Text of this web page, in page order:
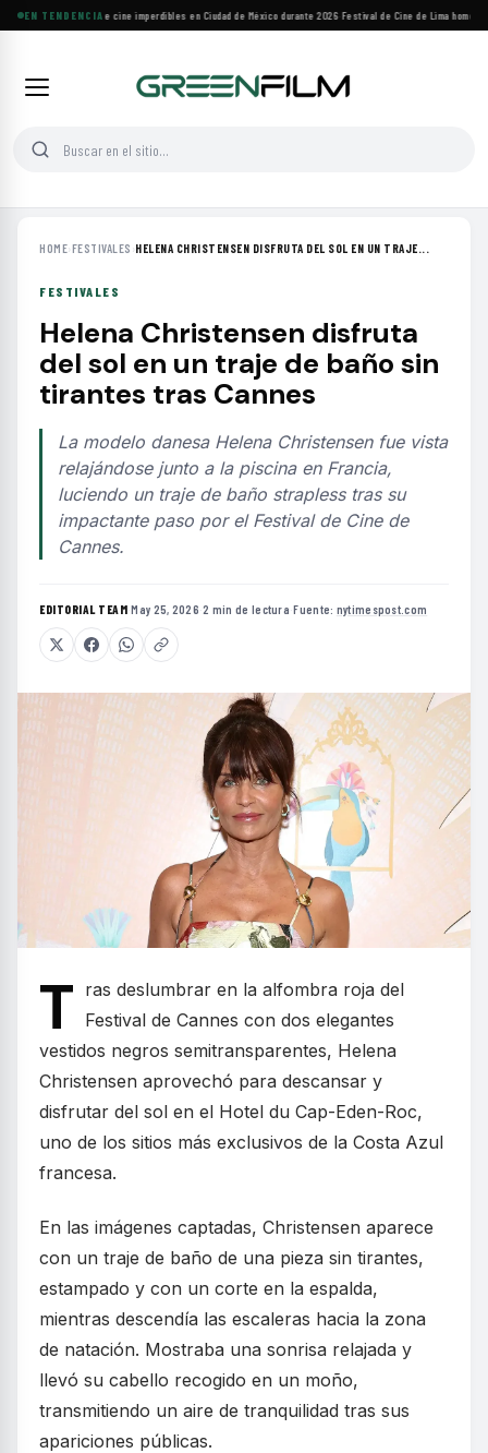
EN TENDENCIA
Cuatro festivales de cine imperdibles en Ciudad de México durante 2026·Festival de Cine de Lima
HOME›FESTIVALES ›HELENA CHRISTENSEN DISFRUTA DEL SOL EN UN TRAJE...
FESTIVALES
Helena Christensen disfruta
del sol en un traje de baño sin
tirantes tras Cannes
La modelo danesa Helena Christensen fue vista
relajándose junto a la piscina en Francia,
luciendo un traje de baño strapless tras su
impactante paso por el Festival de Cine de
Cannes.
EDITORIAL TEAM·May 25, 2026·2 min de lectura·Fuente: nytimespost.com
T ras deslumbrar en la alfombra roja del
Festival de Cannes con dos elegantes
vestidos negros semitransparentes, Helena
Christensen aprovechó para descansar y
disfrutar del sol en el Hotel du Cap-Eden-Roc,
uno de los sitios más exclusivos de la Costa Azul
francesa.
En las imágenes captadas, Christensen aparece
con un traje de baño de una pieza sin tirantes,
estampado y con un corte en la espalda,
mientras descendía las escaleras hacia la zona
de natación. Mostraba una sonrisa relajada y
llevó su cabello recogido en un moño,
transmitiendo un aire de tranquilidad tras sus
apariciones públicas.